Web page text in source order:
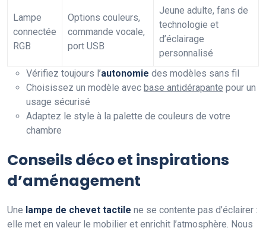
Lampe
connectée
RGB
Options couleurs,
commande vocale,
port USB
Jeune adulte, fans de
technologie et
d’éclairage
personnalisé
Vérifiez toujours l’autonomie des modèles sans fil
Choisissez un modèle avec base antidérapante pour un
usage sécurisé
Adaptez le style à la palette de couleurs de votre
chambre
Conseils déco et inspirations
d’aménagement
Une lampe de chevet tactile ne se contente pas d’éclairer :
elle met en valeur le mobilier et enrichit l’atmosphère. Nous